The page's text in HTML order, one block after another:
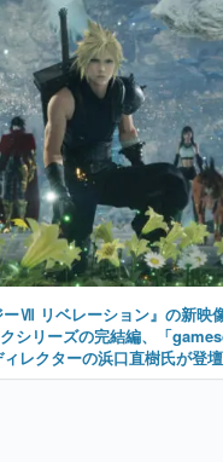
ーⅦ リベレーション』の新映
シリーズの完結編、「
レクターの浜口直樹氏が登